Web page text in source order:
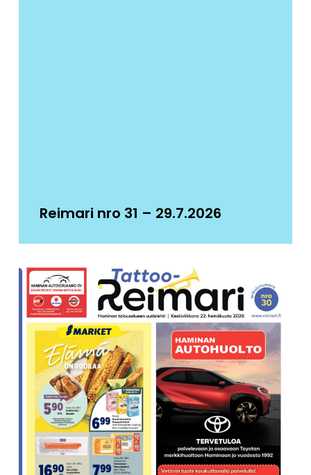
Reimari nro 31 – 29.7.2026